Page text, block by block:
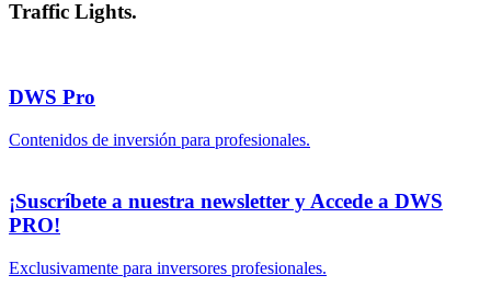
Traffic Lights.
DWS Pro
Contenidos de inversión para profesionales.
¡Suscríbete a nuestra newsletter y Accede a DWS
PRO!
Exclusivamente para inversores profesionales.